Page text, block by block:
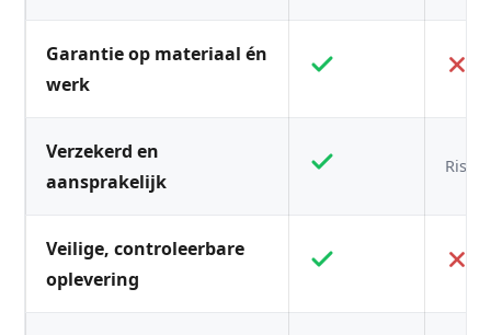
Garantie op materiaal én
werk
Verzekerd en
aansprakelijk
Veilige, controleerbare
oplevering